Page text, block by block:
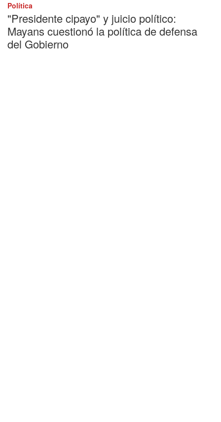
Política
"Presidente cipayo" y juicio político:
Mayans cuestionó la política de defensa
del Gobierno